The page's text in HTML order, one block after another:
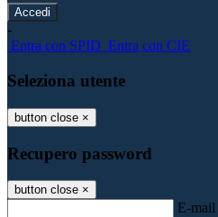
-
Entra con SPID Entra con CIE
Seleziona utente
button close ×
Recupero password
button close ×
E-mail